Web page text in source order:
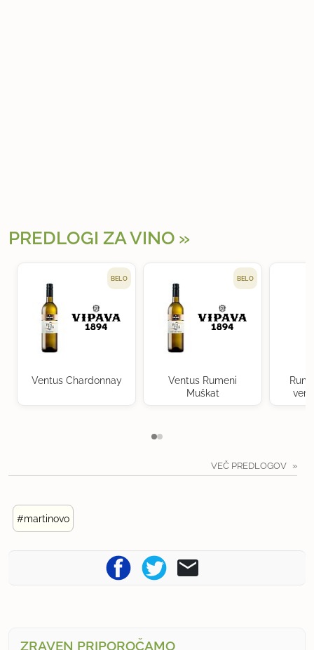
PREDLOGI ZA VINO
BELO
Ventus Chardonnay
BELO
Ventus Rumeni
Muškat
VEČ PREDLOGOV
#martinovo
ZRAVEN PRIPOROČAMO